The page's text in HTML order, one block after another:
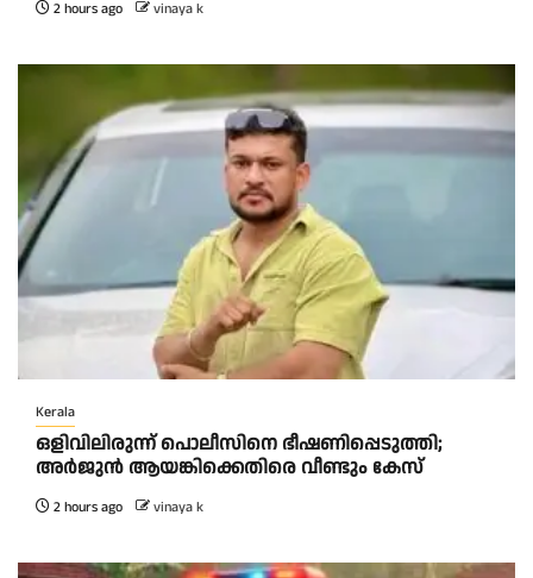
2 hours ago vinaya k
Kerala
ഒളിവിലിരുന്ന് പൊലീസിനെ ഭീഷണിപ്പെടുത്തി;
അർജുൻ ആയങ്കിക്കെതിരെ വീണ്ടും കേസ്
2 hours ago vinaya k